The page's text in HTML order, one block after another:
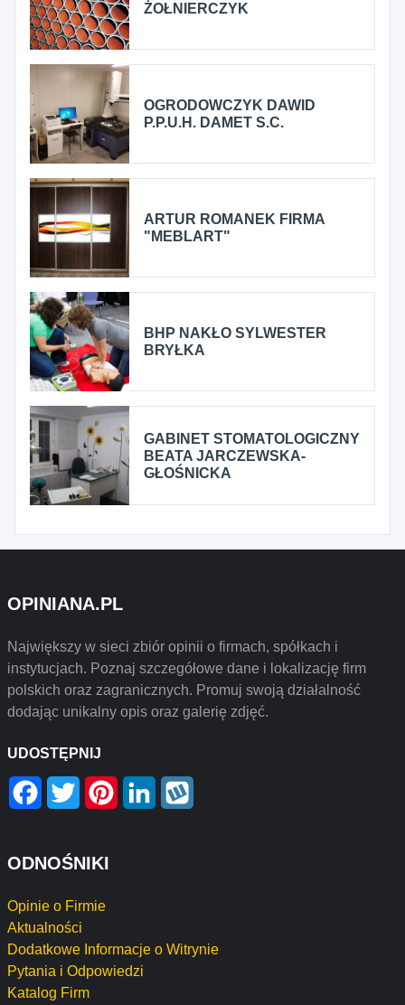
ŻOŁNIERCZYK
OGRODOWCZYK DAWID
P.P.U.H. DAMET S.C.
ARTUR ROMANEK FIRMA
"MEBLART"
BHP NAKŁO SYLWESTER
BRYŁKA
GABINET STOMATOLOGICZNY
BEATA JARCZEWSKA-
GŁOŚNICKA
OPINIANA.PL
Największy w sieci zbiór opinii o firmach, spółkach i
instytucjach. Poznaj szczegółowe dane i lokalizację firm
polskich oraz zagranicznych. Promuj swoją działalność
dodając unikalny opis oraz galerię zdjęć.
UDOSTĘPNIJ
Facebook
Twitter PinterestLinkedIn
ODNOŚNIKI
Opinie o Firmie
Aktualności
Dodatkowe Informacje o Witrynie
Pytania i Odpowiedzi
Katalog Firm